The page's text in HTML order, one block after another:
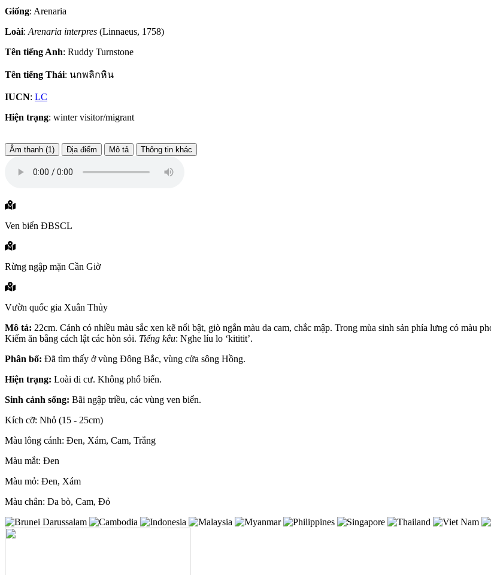
Giống: Arenaria
Loài: Arenaria interpres (Linnaeus, 1758)
Tên tiếng Anh: Ruddy Turnstone
Tên tiếng Thái: นกพลิกหิน
IUCN: LC
Hiện trạng: winter visitor/migrant
Âm thanh (1) Địa điểm Mô tả Thông tin khác
Ven biển ĐBSCL
Rừng ngập mặn Cần Giờ
Vườn quốc gia Xuân Thủy
Mô tả: 22cm. Cánh có nhiều màu sắc xen kẽ nổi bật, giò ngắn màu da cam, chắc mập. Trong mùa sinh sản phía lưng có màu
Kiếm ăn bằng cách lật các hòn sỏi. Tiếng kêu: Nghe líu lo ‘kititit’.
Phân bố: Đã tìm thấy ở vùng Đông Bắc, vùng cửa sông Hồng.
Hiện trạng: Loài di cư. Không phổ biến.
Sinh cảnh sống: Bãi ngập triều, các vùng ven biển.
Kích cỡ: Nhỏ (15 - 25cm)
Màu lông cánh: Đen, Xám, Cam, Trắng
Màu mắt: Đen
Màu mỏ: Đen, Xám
Màu chân: Da bò, Cam, Đỏ